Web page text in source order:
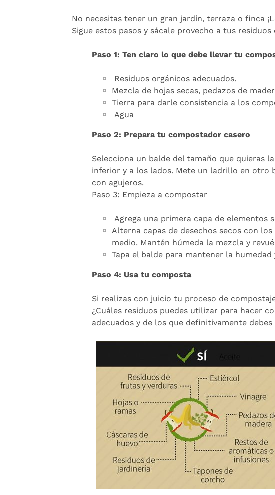
No necesitas tener un gran jardín, terraza o finca
Sigue estos pasos y sácale provecho a tus residuos
Paso 1: Ten claro lo que debe llevar tu
Residuos orgánicos adecuados.
Mezcla de hojas secas, pedazos de
Tierra para darle consistencia a los
Agua
Paso 2: Prepara tu compostador casero
Selecciona un balde del tamaño que quieras
inferior y a los lados. Mete un ladrillo en otro
con agujeros.
Paso 3: Empieza a compostar
Agrega una primera capa de elementos
Alterna capas de desechos secos con
medio. Mantén húmeda la mezcla y
Tapa el balde para mantener la
Paso 4: Usa tu composta
Si realizas con juicio tu proceso de
¿Cuáles residuos puedes utilizar para hacer
adecuados y de los que definitivamente debes